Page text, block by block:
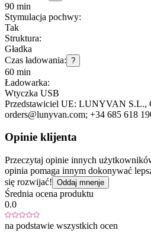
90 min
Stymulacja pochwy:
Tak
Struktura:
Gładka
Czas ładowania: ?
60 min
Ładowarka:
Wtyczka USB
Przedstawiciel UE: LUNYVAN S.L.,
orders@lunyvan.com; +34 685 618
Opinie klijenta
Przeczytaj opinie innych
opinia pomaga innym dokonywać
się rozwijać! Oddaj mnenje
Średnia ocena produktu
0.0
na podstawie wszystkich ocen